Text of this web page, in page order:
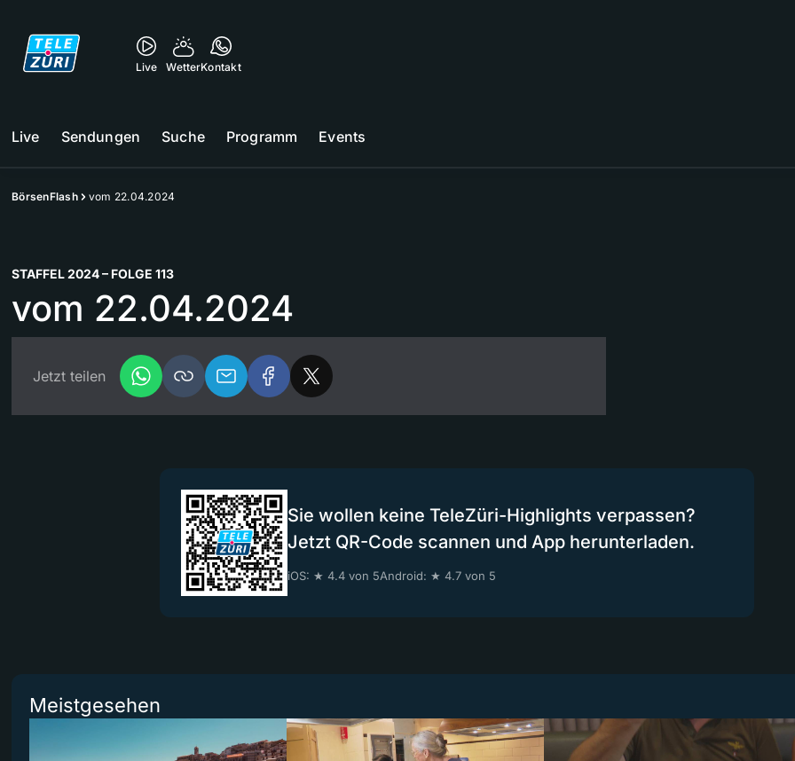
Live WetterKontakt
Live Sendungen Suche Programm Events
BörsenFlash vom 22.04.2024
STAFFEL 2024 – FOLGE 113
vom 22.04.2024
Jetzt teilen
Sie wollen keine TeleZüri-Highlights verpassen?
Jetzt QR-Code scannen und App herunterladen.
iOS: ★ 4.4 von 5Android: ★ 4.7 von 5
Meistgesehen